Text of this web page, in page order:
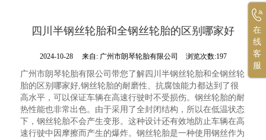
四川半钢丝轮胎和全钢丝轮胎的区别哪家好
2024-10-28 来自: 广州市朗琴轮胎有限公司 浏览次数:197
广州市朗琴轮胎有限公司带您了解四川半钢丝轮胎和全钢丝轮
胎的区别哪家好,钢丝轮胎的耐磨性、抗腐蚀能力都达到了很
高水平，可以保证车辆在高速行驶时不受损伤。钢丝轮胎的耐
热性能也非常出色。由于采用了全封闭结构，所以在低温状态
下，钢丝轮胎不会产生变形。这种设计还有效地防止车辆在高
速行驶中因摩擦而产生的爆炸。钢丝轮胎是一种使用钢丝作为
在
线
客
服